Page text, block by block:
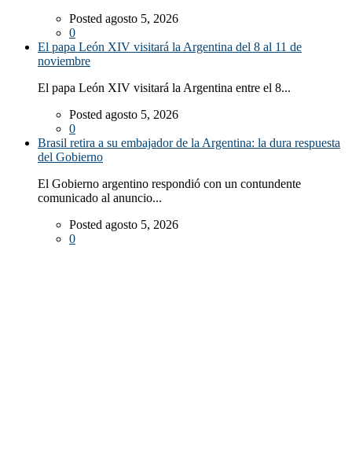
Posted agosto 5, 2026
0
El papa León XIV visitará la Argentina del 8 al 11 de
noviembre
El papa León XIV visitará la Argentina entre el 8...
Posted agosto 5, 2026
0
Brasil retira a su embajador de la Argentina: la dura respuesta
del Gobierno
El Gobierno argentino respondió con un contundente
comunicado al anuncio...
Posted agosto 5, 2026
0